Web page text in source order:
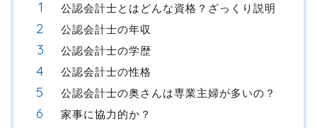
公認会計士とはどんな資格？ざっくり説明
公認会計士の年収
公認会計士の学歴
公認会計士の性格
公認会計士の奥さんは専業主婦が多いの？
家事に協力的か？